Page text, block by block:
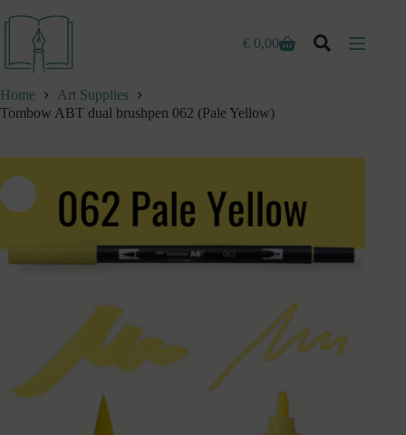
naar
inhoud
Winkelwagen
€ 0,00
Home
Art Supplies
Tombow ABT dual brushpen 062 (Pale Yellow)